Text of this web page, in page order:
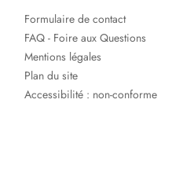
Formulaire de contact
FAQ - Foire aux Questions
Mentions légales
Plan du site
Accessibilité : non-conforme